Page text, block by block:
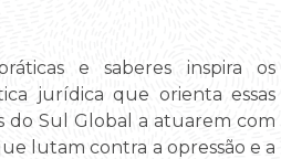
e saberes inspira os
jurídica que orienta essas
do Sul Global a atuarem com
lutam contra a opressão e a